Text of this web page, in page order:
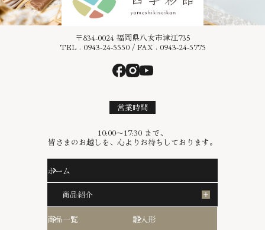
〒834-0024 福岡県八女市津江735
TEL : 0943-24-5550 / FAX : 0943-24-5775
営業時間
10:00〜17:30 まで、
皆さまのお越しを、心よりお待ちしております。
ホーム
商品紹介
商品一覧 雛人形